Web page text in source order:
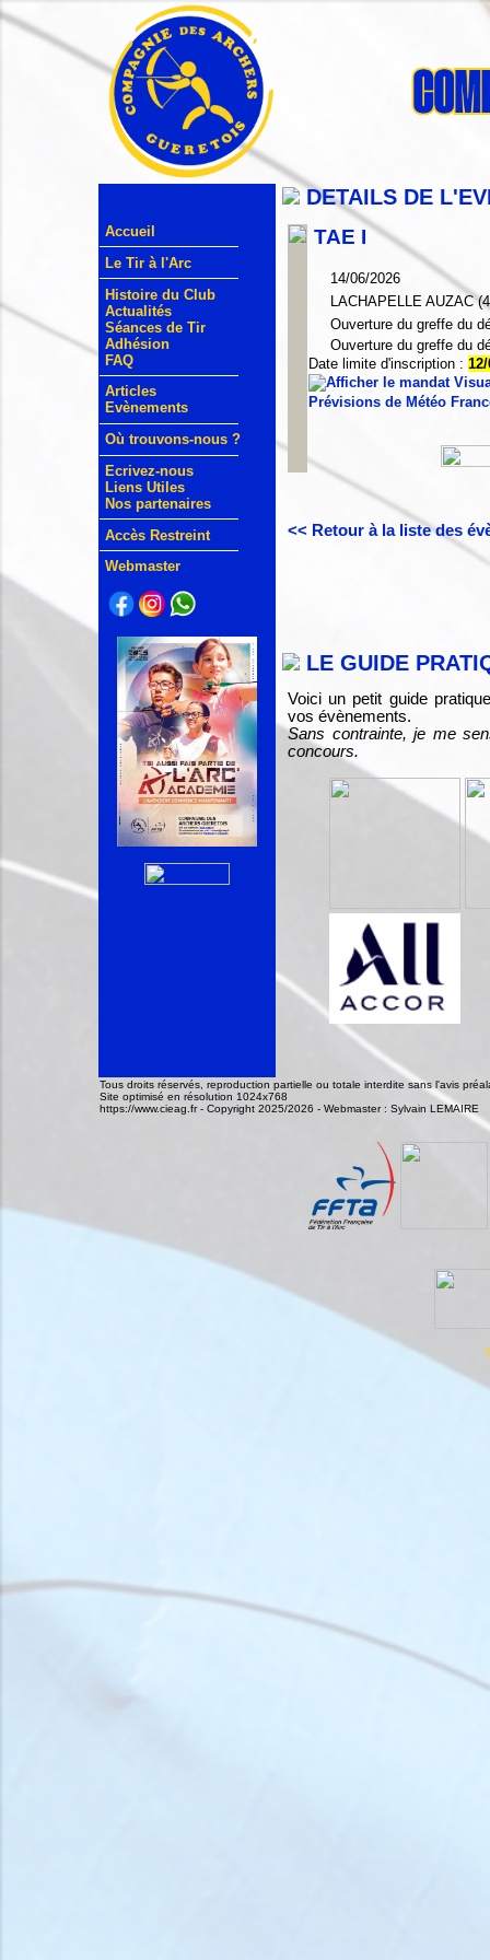
Accueil
Le Tir à l'Arc
Histoire du Club
Actualités
Séances de Tir
Adhésion
FAQ
Articles
Evènements
Où trouvons-nous ?
Ecrivez-nous
Liens Utiles
Nos partenaires
Accès Restreint
Webmaster
DETAILS DE
TAE I
14/06/2026
LACHAPELLE AUZAC
Ouverture du greffe du
Ouverture du greffe du
Date limite d'inscription :
Prévisions de Météo
<< Retour à la liste des
LE GUIDE
Voici un petit guide
vos évènements.
Sans contrainte, je me
concours.
Tous droits réservés, reproduction partielle ou totale interdite sans l'avis
Site optimisé en résolution 1024x768
https://www.cieag.fr - Copyright 2025/2026 - Webmaster : Sylvain LEMAIRE